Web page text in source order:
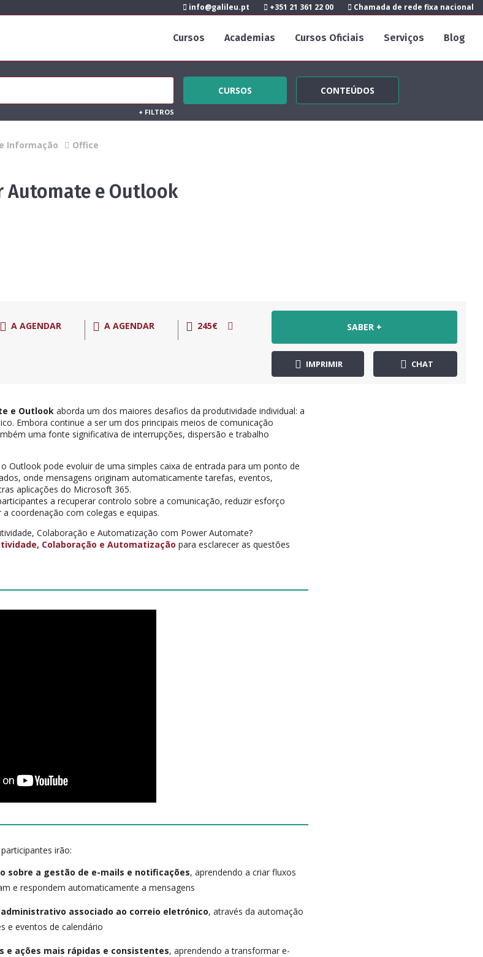
info@galileu.pt +351 21 361 22 00 Chamada de rede fixa nacional
Cursos Academias Cursos Oficiais Serviços Blog
CURSOS CONTEÚDOS
+ FILTROS
Informação Office
Automate e Outlook
A AGENDAR A AGENDAR 245€ SABER +
IMPRIMIR CHAT
e Outlook aborda um dos maiores desafios da produtividade individual: a
Embora continue a ser um dos principais meios de comunicação
uma fonte significativa de interrupções, dispersão e trabalho
Outlook pode evoluir de uma simples caixa de entrada para um ponto de
onde mensagens originam automaticamente tarefas, eventos,
aplicações do Microsoft 365.
a recuperar controlo sobre a comunicação, reduzir esforço
coordenação com colegas e equipas.
Colaboração e Automatização com Power Automate?
Colaboração e Automatização para esclarecer as questões
irão:
sobre a gestão de e-mails e notificações, aprendendo a criar fluxos
e respondem automaticamente a mensagens
associado ao correio eletrónico, através da automação
e eventos de calendário
e ações mais rápidas e consistentes, aprendendo a transformar e-